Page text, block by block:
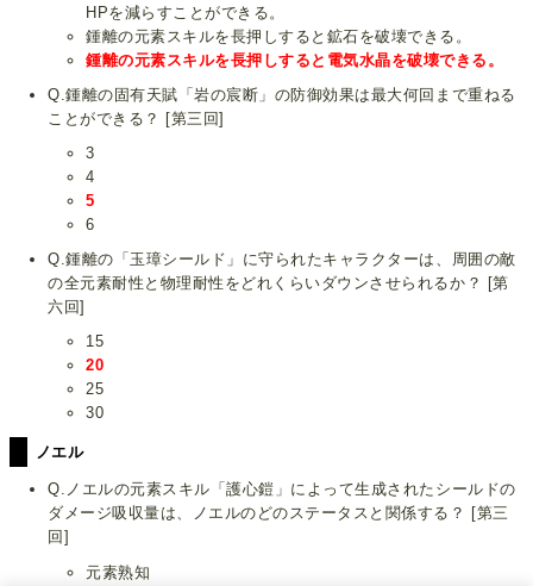
HPを減らすことができる。
鍾離の元素スキルを長押しすると鉱石を破壊できる。
鍾離の元素スキルを長押しすると電気水晶を破壊できる。
Q.鍾離の固有天賦「岩の宸断」の防御効果は最大何回まで重ねる
ことができる？ [第三回]
3
4
5
6
Q.鍾離の「玉璋シールド」に守られたキャラクターは、周囲の敵
の全元素耐性と物理耐性をどれくらいダウンさせられるか？ [第
六回]
15
20
25
30
ノエル
Q.ノエルの元素スキル「護心鎧」によって生成されたシールドの
ダメージ吸収量は、ノエルのどのステータスと関係する？ [第三
回]
元素熟知